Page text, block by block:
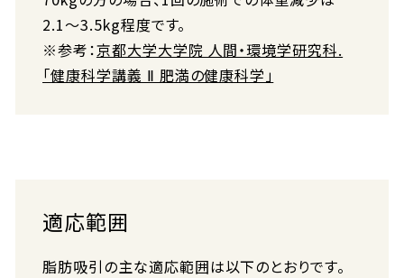
2.1〜3.5kg程度です。
※参考：京都大学大学院 人間・環境学研究科.
「健康科学講義 Ⅱ 肥満の健康科学」
適応範囲
脂肪吸引の主な適応範囲は以下のとおりです。